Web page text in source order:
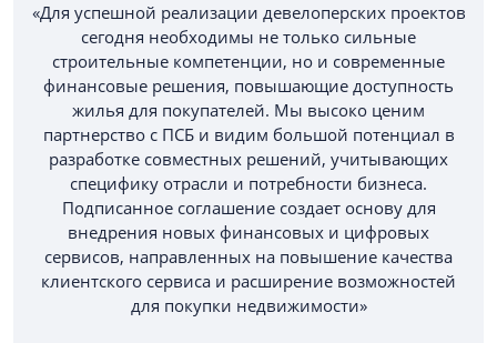
«Для успешной реализации девелоперских проектов
сегодня необходимы не только сильные
строительные компетенции, но и современные
финансовые решения, повышающие доступность
жилья для покупателей. Мы высоко ценим
партнерство с ПСБ и видим большой потенциал в
разработке совместных решений, учитывающих
специфику отрасли и потребности бизнеса.
Подписанное соглашение создает основу для
внедрения новых финансовых и цифровых
сервисов, направленных на повышение качества
клиентского сервиса и расширение возможностей
для покупки недвижимости»